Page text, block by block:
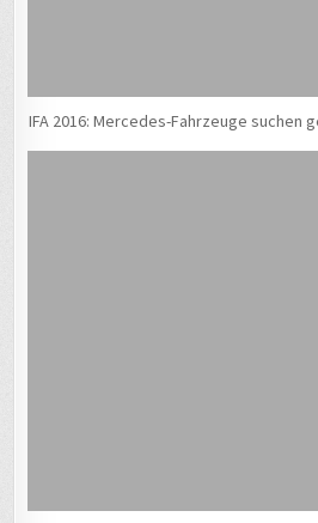
IFA 2016: Mercedes-Fahrzeuge suchen